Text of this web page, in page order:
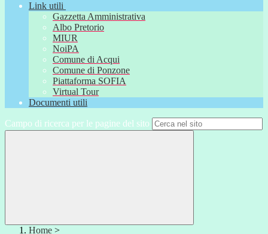
Link utili
Gazzetta Amministrativa
Albo Pretorio
MIUR
NoiPA
Comune di Acqui
Comune di Ponzone
Piattaforma SOFIA
Virtual Tour
Documenti utili
Campo di ricerca per le pagine del sito
Home >